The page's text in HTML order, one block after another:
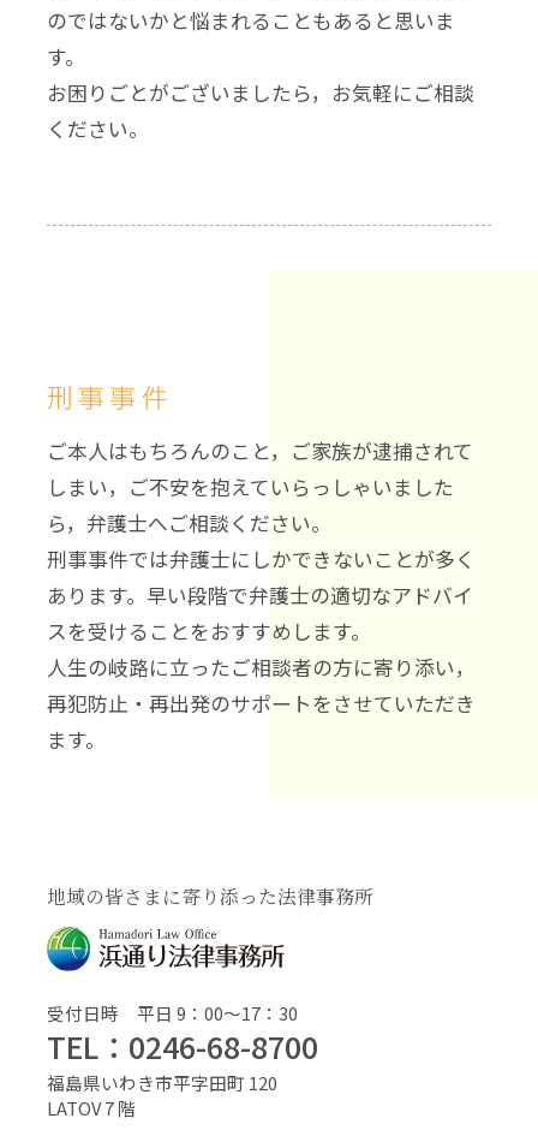
のではないかと悩まれることもあると思いま
す。
お困りごとがございましたら，お気軽にご相談
ください。
刑事事件
ご本人はもちろんのこと，ご家族が逮捕されて
しまい，ご不安を抱えていらっしゃいました
ら，弁護士へご相談ください。
刑事事件では弁護士にしかできないことが多く
あります。早い段階で弁護士の適切なアドバイ
スを受けることをおすすめします。
人生の岐路に立ったご相談者の方に寄り添い，
再犯防止・再出発のサポートをさせていただき
ます。
地域の皆さまに寄り添った法律事務所
受付日時 平日 9：00〜17：30
TEL：0246-68-8700
福島県いわき市平字田町 120
LATOV 7 階